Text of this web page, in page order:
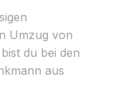
Umzug von
du bei den
aus